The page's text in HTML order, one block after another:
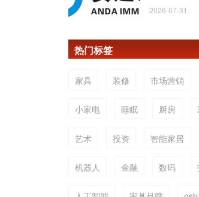
2026-07-31
热门标签
家具 装修 市场营销
小家电 睡眠 厨房
艺术 投资 智能家居
机器人 金融 数码